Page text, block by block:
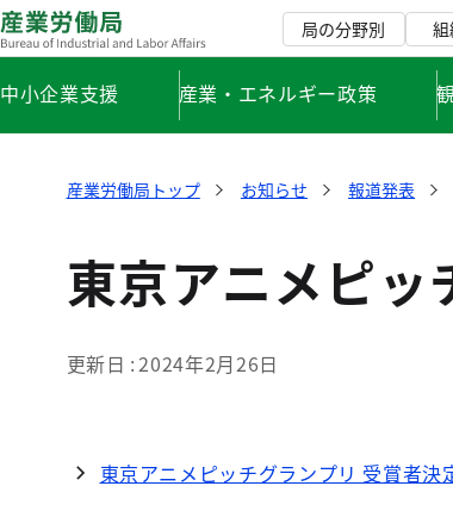
局の分野別
中小企業支援 産業・エネルギー政策
産業労働局トップ お知らせ 報道発表
東京アニメピッ
更新日 2024年2月26日
東京アニメピッチグランプリ 受賞者決